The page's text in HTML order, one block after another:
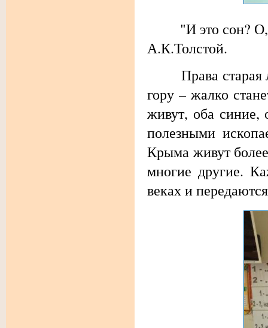
"И это сон? О,
А.К.Толстой.
Права старая
гору – жалко
живут, оба синие,
полезными
Крыма живут
многие другие.
веках и